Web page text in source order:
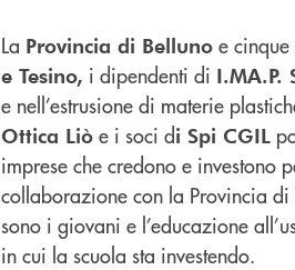
La Provincia di Belluno e
e Tesino, i dipendenti di I.MA.P.
e nell’estrusione di materie
Ottica Liò e i soci di Spi CGIL
imprese che credono e
collaborazione con la Provincia di
sono i giovani e l’educazione
in cui la scuola sta investendo.